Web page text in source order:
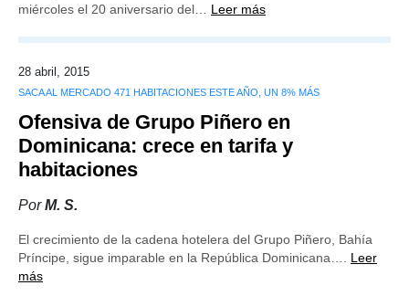
miércoles el 20 aniversario del… Leer más
28 abril, 2015
SACA AL MERCADO 471 HABITACIONES ESTE AÑO, UN 8% MÁS
Ofensiva de Grupo Piñero en
Dominicana: crece en tarifa y
habitaciones
PorM. S.
El crecimiento de la cadena hotelera del Grupo Piñero, Bahía
Príncipe, sigue imparable en la República Dominicana…. Leer
más